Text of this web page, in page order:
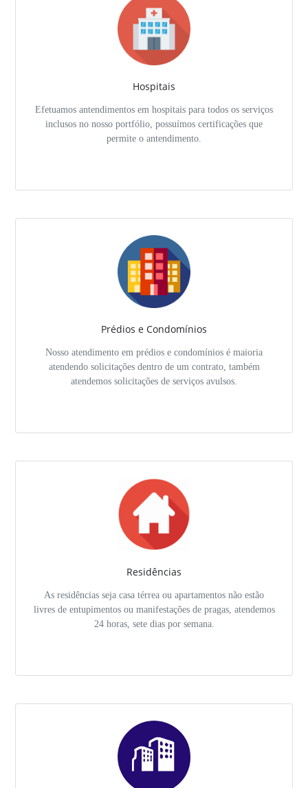
Hospitais
Efetuamos antendimentos em hospitais para todos os serviços
inclusos no nosso portfólio, possuímos certificações que
permite o antendimento.
Prédios e Condomínios
Nosso atendimento em prédios e condomínios é maioria
atendendo solicitações dentro de um contrato, também
atendemos solicitações de serviços avulsos.
Residências
As residências seja casa térrea ou apartamentos não estão
livres de entupimentos ou manifestações de pragas, atendemos
24 horas, sete dias por semana.